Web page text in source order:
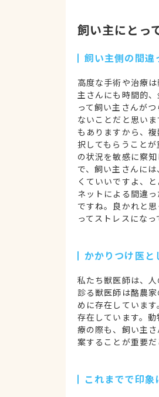
飼い主にとっ
飼い主側の間違
高度な手術や治療
主さんにも時間的
って飼い主さんが
ないことだと思い
もありますから、
択してもらうこと
の状況を敏感に察
で、飼い主さんに
くていいですよ、
ネットによる間違
ですね。良かれと
ってストレスになっ
かかりつけ医と
私たち獣医師は、
診る獣医師は酪農
めに存在していま
存在しています。
療の際も、飼い主
案することが重要だ
これまでで印象